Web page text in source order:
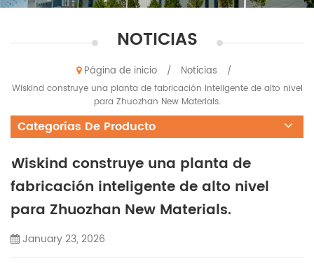
NOTICIAS
Página de inicio / Noticias
/
Wiskind construye una planta de fabricación inteligente de alto nivel
para Zhuozhan New Materials.
Categorías De Producto
Wiskind construye una planta de
fabricación inteligente de alto nivel
para Zhuozhan New Materials.
January 23, 2026